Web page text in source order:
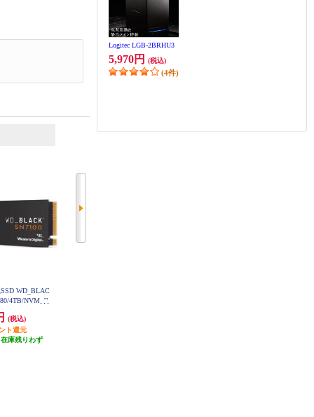
Logitec LGB-2BRHU3
5,970円 (税込)
(4件)
WD_BLAC
4TB/NVMe/2
(税込)
ト還元
庫残りわず
6位 7位